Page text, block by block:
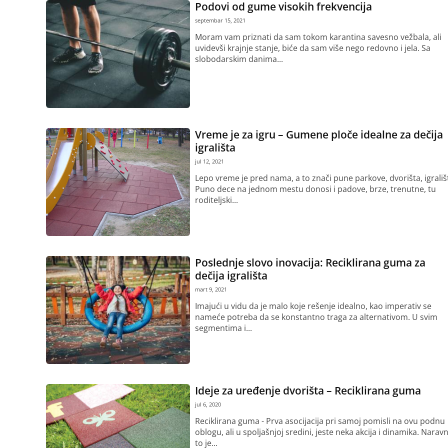
Podovi od gume visokih frekvencija
septembar 15, 2021
Moram vam priznati da sam tokom karantina savesno vežbala, ali
uvidevši krajnje stanje, biće da sam više nego redovno i jela. Sa
slobodarskim danima...
Vreme je za igru – Gumene ploče idealne za dečija
igrališta
jul 12, 2021
Lepo vreme je pred nama, a to znači pune parkove, dvorišta,
Puno dece na jednom mestu donosi i padove, brze, trenutne, tu
roditeljski...
Poslednje slovo inovacija: Reciklirana guma za
dečija igrališta
mart 9, 2021
Imajući u vidu da je malo koje rešenje idealno, kao imperativ se
nameće potreba da se konstantno traga za alternativom. U svim
segmentima i...
Ideje za uređenje dvorišta – Reciklirana guma
jul 6, 2020
Reciklirana guma - Prva asocijacija pri samoj pomisli na ovu podnu
oblogu, ali u spoljašnjoj sredini, jeste neka akcija i dinamika.
to je...